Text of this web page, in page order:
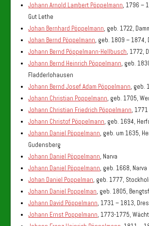
Johann Arnold Lambert Pöppelmann, 1796 –
Gut Lethe
Johan Bernhard Pöppelmann, geb. 1722,
Johan Bernd Pöppelmann, geb. 1809 – 1874,
Johann Bernd Pöppelmann-Hellbusch, 1772,
Johann Bernd Heinrich Pöppelmann, geb.
Fladderlohausen
Johann Bernd Josef Adam Pöppelmann, geb.
Johann Christian Poppelmann, geb. 1705,
Johann Christian Friedrich Pöppelmann,
Johann Christof Pöppelmann, geb. 1694,
Johann Daniel Pöppelmann, geb. um 1635,
Gudensberg
Johann Daniel Pöppelmann, Narva
Johann Daniel Pöppelmann, geb. 1668, Narva
Johan Daniel Poppelman, geb. 1777,
Johann Daniel Poppelman, geb. 1805,
Johann David Pöppelmann, 1731 – 1813,
Johann Ernst Poppelmann, 1773-1775,